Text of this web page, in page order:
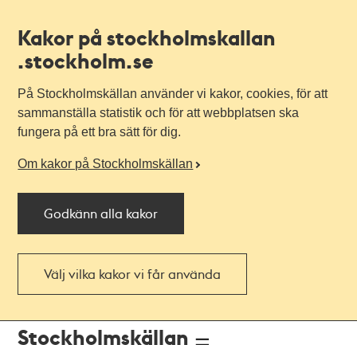
Kakor på stockholmskallan
.stockholm.se
På Stockholmskällan använder vi kakor, cookies, för att
sammanställa statistik och för att webbplatsen ska
fungera på ett bra sätt för dig.
Om kakor på Stockholmskällan
Godkänn alla kakor
Välj vilka kakor vi får använda
Stockholmskällan